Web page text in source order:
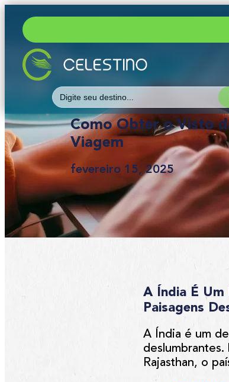
Search
for:
Como Obter o Visto
Viagem
fevereiro 15, 2025
A Índia É
Paisagens
A Índia é um
deslumbrantes.
Rajasthan, o